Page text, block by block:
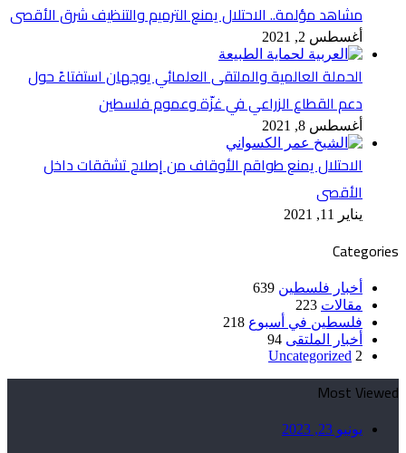
مشاهد مؤلمة.. الاحتلال يمنع الترميم والتنظيف شرق الأقصى
أغسطس 2, 2021
الحملة العالمية والملتقى العلمائي يوجهان استفتاءً حول
دعم القطاع الزراعي في غزّة وعموم فلسطين
أغسطس 8, 2021
الاحتلال يمنع طواقم الأوقاف من إصلاح تشققات داخل
الأقصى
يناير 11, 2021
Categories
أخبار فلسطين 639
مقالات 223
فلسطين في أسبوع 218
أخبار الملتقى 94
Uncategorized 2
Most Viewed
يونيو 23, 2023